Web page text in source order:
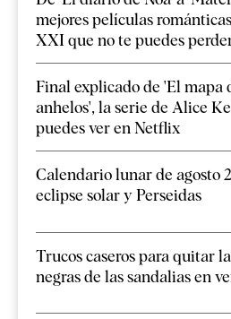
mejores películas
XXI que no te puedes
Final explicado de 'El mapa
anhelos', la serie de Alice
puedes ver en Netflix
Calendario lunar de agosto
eclipse solar y Perseidas
Trucos caseros para quitar
negras de las sandalias en